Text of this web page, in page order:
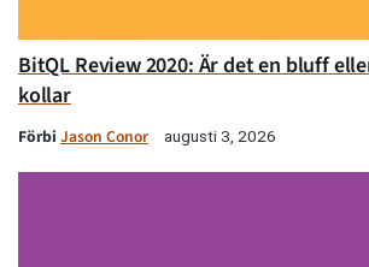
BitQL Review 2020: Är det en bluff
kollar
Förbi Jason Conor augusti 3, 2026